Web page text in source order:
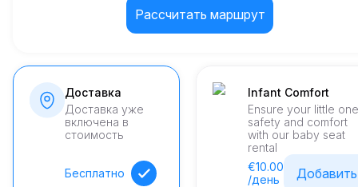
Рассчитать маршрут
Доставка
Доставка уже
включена в
стоимость
Бесплатно
Infant Comfort
Ensure your little
safety and comfort
with our baby seat
rental
€10.00
/день
Добавить